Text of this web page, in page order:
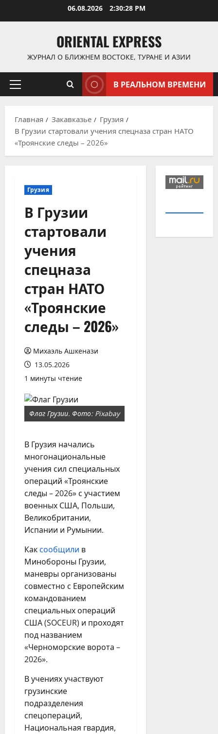
06.08.2026 2:30:28 PM
ORIENTAL EXPRESS
ЖУРНАЛ О БЛИЖНЕМ ВОСТОКЕ, ТУРАНЕ И АЗИИ
Основное
В РЕАЛЬНОМ ВРЕМЕНИ
Главная Закавказье
Грузия
В Грузии стартовали учения спецназа стран НАТО
«Троянские следы – 2026»
Грузия
В Грузии
стартовали
учения
спецназа
стран НАТО
«Троянские
следы – 2026»
Михаэль Ашкенази
13.05.2026
1 минуты чтение
Флаг Грузии. Фото: Pixabay
В Грузия начались
многонациональные
учения сил специальных
операций «Троянские
следы – 2026» с участием
военных США, Польши,
Великобритании,
Испании и Румынии.
Каксообщили в
Минобороны Грузии,
маневры организованы
совместно с Европейским
командованием
специальных операций
США (SOCEUR) и проходят
под названием
«Черноморские ворота –
2026».
В учениях участвуют
грузинские
подразделения
спецопераций,
Национальная гвардия,